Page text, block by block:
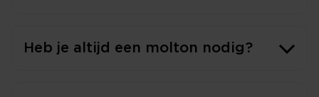
Heb je altijd een molton nodig?